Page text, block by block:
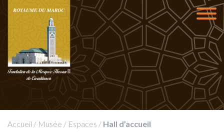
Accueil / Musée / Espaces / Hall d’accueil